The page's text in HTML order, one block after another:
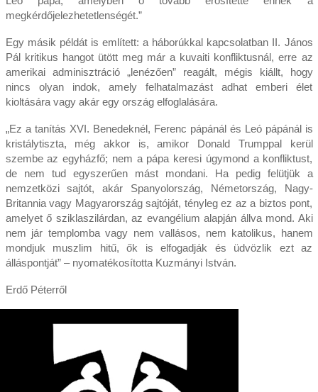
megkérdőjelezhetetlenségét.”
Egy másik példát is említett: a háborúkkal kapcsolatban II. János
Pál kritikus hangot ütött meg már a kuvaiti konfliktusnál, erre az
amerikai adminisztráció „lenézően” reagált, mégis kiállt, hogy
nincs olyan indok, amely felhatalmazást adhat emberi élet
kioltására vagy akár egy ország elfoglalására.
„Ez a tanítás XVI. Benedeknél, Ferenc pápánál és Leó pápánál is
kristálytiszta, még akkor is, amikor Donald Trumppal kerül
szembe az egyházfő; nem a pápa keresi úgymond a konfliktust,
de nem tud egyszerűen mást mondani. Ha pedig felütjük a
nemzetközi sajtót, akár Spanyolország, Németország, Nagy-
Britannia vagy Magyarország sajtóját, tényleg ez az a biztos pont,
amelyet ő sziklaszilárdan, az evangélium alapján állva mond. Aki
nem jár templomba vagy nem vallásos, nem katolikus, hanem
mondjuk muszlim hitű, ők is elfogadják és üdvözlik ezt az
álláspontját” – nyomatékosította Kuzmányi István.
Erdő Péterről